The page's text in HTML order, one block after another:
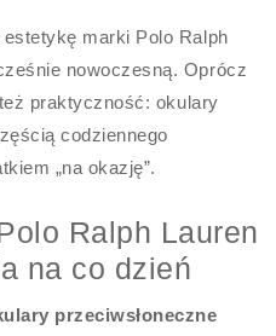
marki Polo Ralph
nowoczesną. Oprócz
praktyczność: okulary
codziennego
„na okazję”.
Ralph Lauren
na co dzień
przeciwsłoneczne